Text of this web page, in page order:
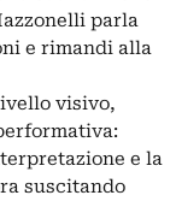
parla
e rimandi alla
visivo,
e la
suscitando